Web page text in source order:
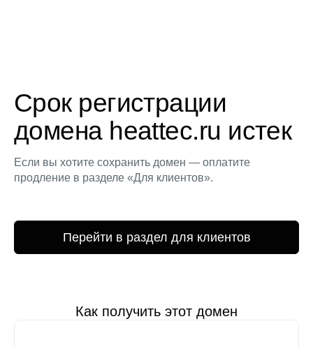
Срок регистрации
домена heattec.ru истек
Если вы хотите сохранить домен — оплатите
продление в разделе «Для клиентов».
Перейти в раздел для клиентов
Как получить этот домен